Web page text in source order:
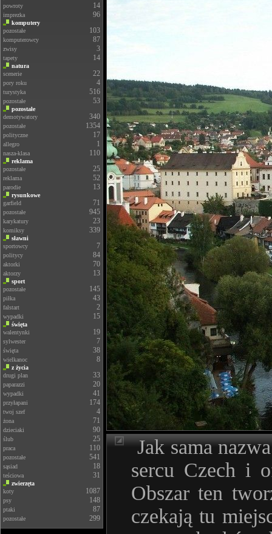
powroty 14
imprezka 96
komputery
pozostałe
103
komputerowcy 87
zwisy 3
tapety 14
natura
scenerie
22
pory roku 4
turystyka 516
pozostałe 53
pozostałe
demotywatory
340
pozostałe 1354
polityczne 17
allegro 1
nasza-klasa 110
reklama
pozostałe
25
reklama 52
parodie 13
rysunkowe
garfield
71
pozostałe 945
karykatury 23
komiksy 339
sławni
sportowcy
7
politycy 84
aktorki 70
aktorzy 13
sport
pozostałe
145
piłka 43
falstart 2
wypadki 15
święta
walentynki
19
sylwester 7
święta 38
wielkanoc 8
z życia
drugi plan
33
paparazzi 20
wypadki 41
przyłapani 174
twoj szef 4
żona 71
dzieciaki 90
ślub 25
praca 110
pozostałe 541
sąsiad 18
teściowa 31
zwierzęta
koty
1087
psy 148
ptaki 87
pozostałe 299
Jak sama
sercu Czech i
Obszar ten
czekają tu